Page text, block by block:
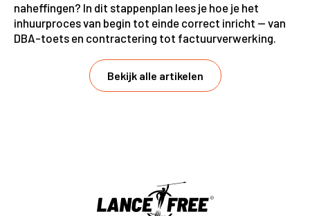
naheffingen? In dit stappenplan lees je hoe je het
inhuurproces van begin tot einde correct inricht — van
DBA-toets en contractering tot factuurverwerking.
Bekijk alle artikelen